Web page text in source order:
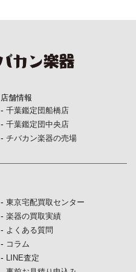
店舗情報
- 千葉鑑定団船橋店
- 千葉鑑定団中央店
- チバカン楽器の売場
- 東京宅配買取センター
- 楽器の買取実績
- よくある質問
- コラム
- LINE査定